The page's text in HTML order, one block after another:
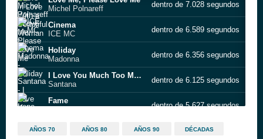
Michel Polnareff
dentro de 7.028 segundos
Cinema
ICE MC
dentro de 6.589 segundos
Holiday
Madonna
dentro de 6.356 segundos
I Love You Much Too Much
Santana
dentro de 6.125 segundos
Fame
dentro de 5.627 segundos
The Man Who Sold The World
dentro de 5.264 segundos
AÑOS 70 AÑOS 80 AÑOS 90 DÉCADAS